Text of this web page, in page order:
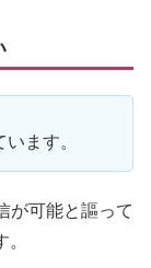
ます。
が可能と謳って
。